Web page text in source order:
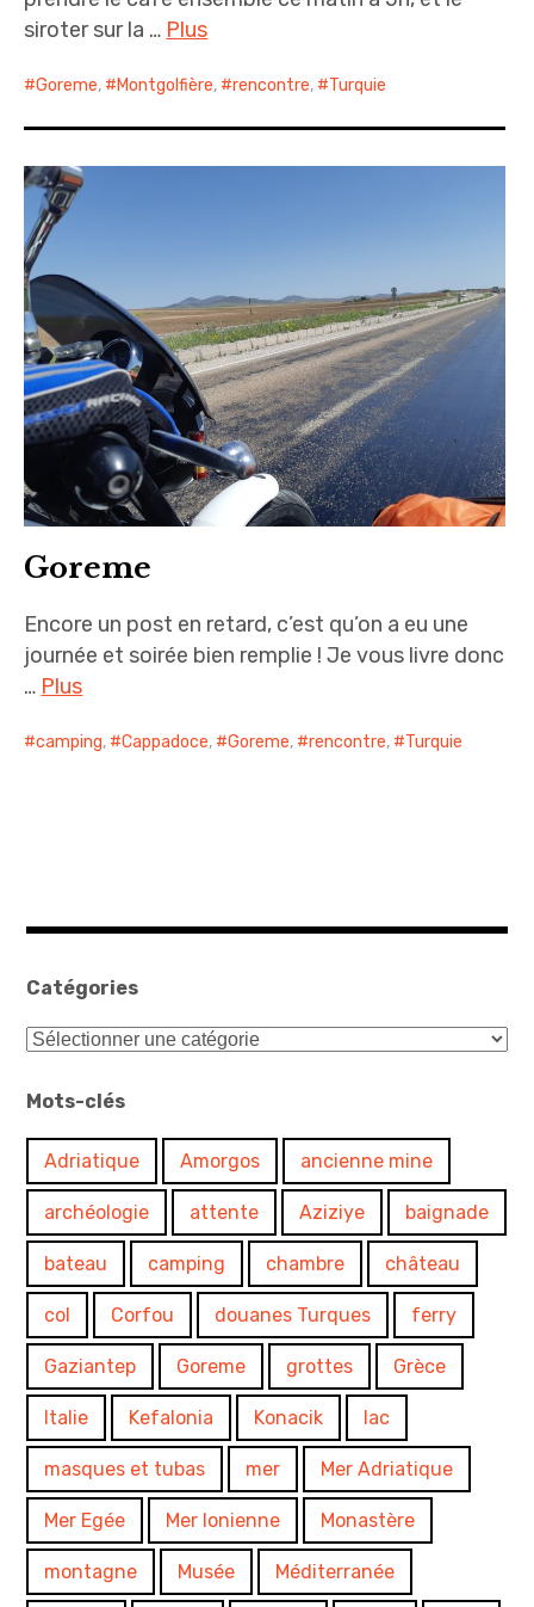
siroter sur la … Plus
Goreme, Montgolfière, rencontre, Turquie
Goreme
Encore un post en retard, c’est qu’on a eu une
journée et soirée bien remplie ! Je vous livre donc
… Plus
camping, Cappadoce, Goreme, rencontre, Turquie
Catégories
Catégories
Mots-clés
Adriatique Amorgos ancienne mine
archéologie attente Aziziye baignade
bateau camping chambre château
col Corfou douanes Turques ferry
Gaziantep Goreme grottes Grèce
Italie Kefalonia Konacik lac
masques et tubas mer Mer Adriatique
Mer Egée Mer Ionienne Monastère
montagne Musée Méditerranée